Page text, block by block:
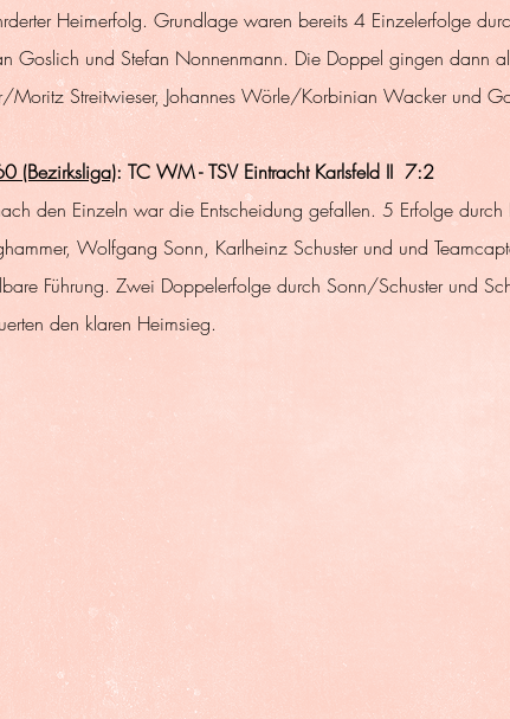
Heimerfolg. Grundlage waren bereits 4 Einzelerfolge
Goslich und Stefan Nonnenmann. Die Doppel gingen dann
Moritz Streitwieser, Johannes Wörle/Korbinian Wacker und
(Bezirksliga): TC WM - TSV Eintracht Karlsfeld II  7:2
den Einzeln war die Entscheidung gefallen. 5 Erfolge durch
Wolfgang Sonn, Karlheinz Schuster und und
Führung. Zwei Doppelerfolge durch Sonn/Schuster und
den klaren Heimsieg.